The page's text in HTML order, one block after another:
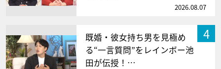
2026.08.07
4
既婚・彼女持ち男を見極め
る“一言質問”をレインボー池
田が伝授！…